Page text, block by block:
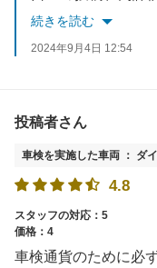
２回目ということでリピ
続きを読む
2024年9月4日 12:54
投稿者さん
車検を実施した車両 ： ダ
4.8
スタッフの対応：5
価格：4
車検通貨のために必